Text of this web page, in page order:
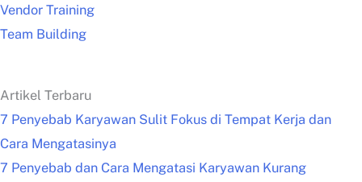
Vendor Training
Team Building
Artikel Terbaru
7 Penyebab Karyawan Sulit Fokus di Tempat Kerja dan
Cara Mengatasinya
7 Penyebab dan Cara Mengatasi Karyawan Kurang